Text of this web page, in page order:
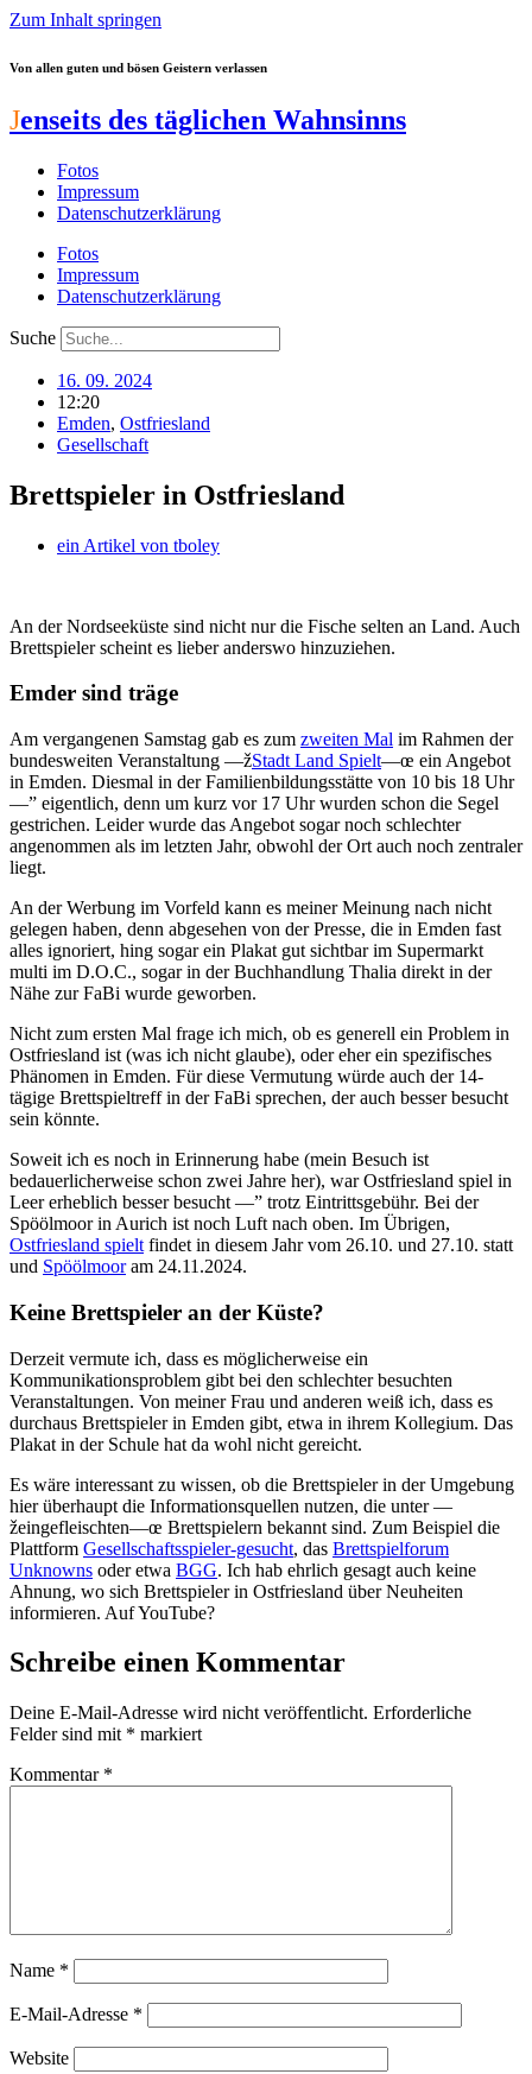
Zum Inhalt springen
Von allen guten und bösen Geistern verlassen
Jenseits des täglichen Wahnsinns
Fotos
Impressum
Datenschutzerklärung
Fotos
Impressum
Datenschutzerklärung
Suche
16. 09. 2024
12:20
Emden, Ostfriesland
Gesellschaft
Brettspieler in Ostfriesland
ein Artikel von tboley
An der Nordseeküste sind nicht nur die Fische selten an Land. Auch
Brettspieler scheint es lieber anderswo hinzuziehen.
Emder sind träge
Am vergangenen Samstag gab es zum zweiten Mal im Rahmen der
bundesweiten Veranstaltung —žStadt Land Spielt—œ ein Angebot
in Emden. Diesmal in der Familienbildungsstätte von 10 bis 18 Uhr
—” eigentlich, denn um kurz vor 17 Uhr wurden schon die Segel
gestrichen. Leider wurde das Angebot sogar noch schlechter
angenommen als im letzten Jahr, obwohl der Ort auch noch zentraler
liegt.
An der Werbung im Vorfeld kann es meiner Meinung nach nicht
gelegen haben, denn abgesehen von der Presse, die in Emden fast
alles ignoriert, hing sogar ein Plakat gut sichtbar im Supermarkt
multi im D.O.C., sogar in der Buchhandlung Thalia direkt in der
Nähe zur FaBi wurde geworben.
Nicht zum ersten Mal frage ich mich, ob es generell ein Problem in
Ostfriesland ist (was ich nicht glaube), oder eher ein spezifisches
Phänomen in Emden. Für diese Vermutung würde auch der 14-
tägige Brettspieltreff in der FaBi sprechen, der auch besser besucht
sein könnte.
Soweit ich es noch in Erinnerung habe (mein Besuch ist
bedauerlicherweise schon zwei Jahre her), war Ostfriesland spiel in
Leer erheblich besser besucht —” trotz Eintrittsgebühr. Bei der
Spöölmoor in Aurich ist noch Luft nach oben. Im Übrigen,
Ostfriesland spielt findet in diesem Jahr vom 26.10. und 27.10. statt
und Spöölmooram 24.11.2024.
Keine Brettspieler an der Küste?
Derzeit vermute ich, dass es möglicherweise ein
Kommunikationsproblem gibt bei den schlechter besuchten
Veranstaltungen. Von meiner Frau und anderen weiß ich, dass es
durchaus Brettspieler in Emden gibt, etwa in ihrem Kollegium. Das
Plakat in der Schule hat da wohl nicht gereicht.
Es wäre interessant zu wissen, ob die Brettspieler in der Umgebung
hier überhaupt die Informationsquellen nutzen, die unter —
žeingefleischten—œ Brettspielern bekannt sind. Zum Beispiel die
Plattform Gesellschaftsspieler-gesucht, das Brettspielforum
Unknowns oder etwa BGG. Ich hab ehrlich gesagt auch keine
Ahnung, wo sich Brettspieler in Ostfriesland über Neuheiten
informieren. Auf YouTube?
Schreibe einen Kommentar
Deine E-Mail-Adresse wird nicht veröffentlicht. Erforderliche
Felder sind mit * markiert
Kommentar *
Name *
E-Mail-Adresse *
Website